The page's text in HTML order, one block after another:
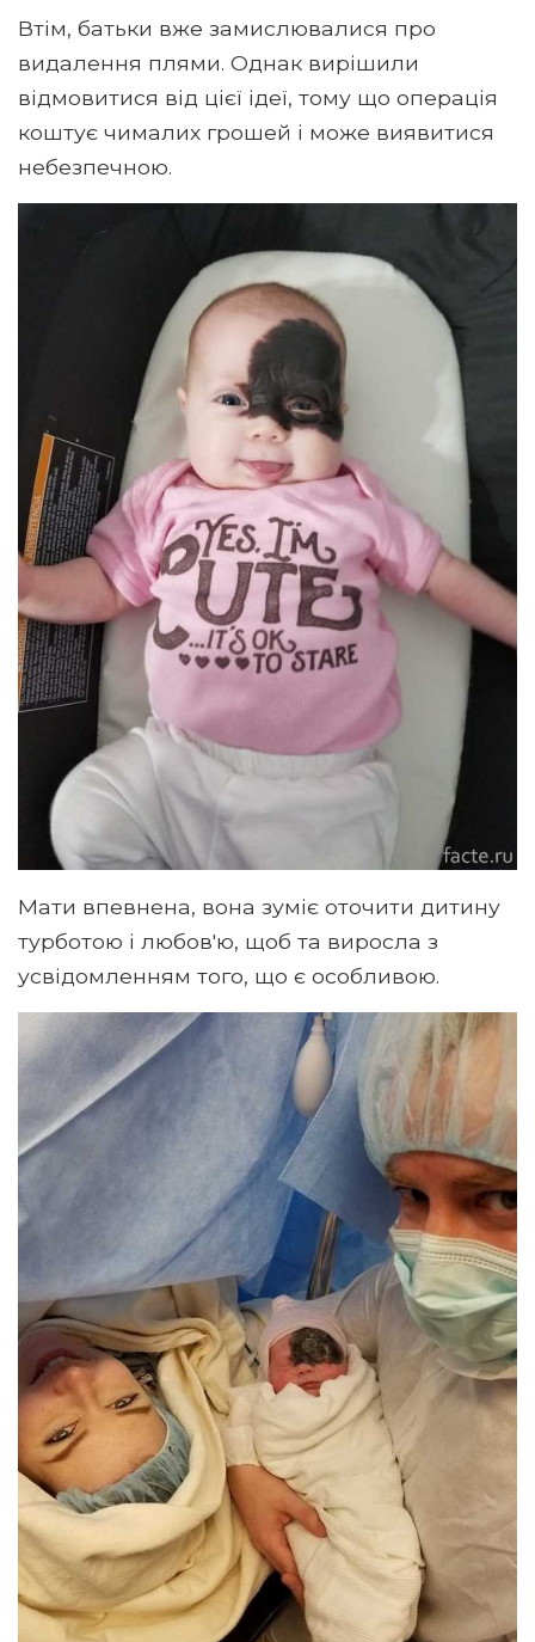
Втім, батьки вже замислювалися про
видалення плями. Однак вирішили
відмовитися від цієї ідеї, тому що операція
коштує чималих грошей і може виявитися
небезпечною.
Мати впевнена, вона зуміє оточити дитину
турботою і любов'ю, щоб та виросла з
усвідомленням того, що є особливою.